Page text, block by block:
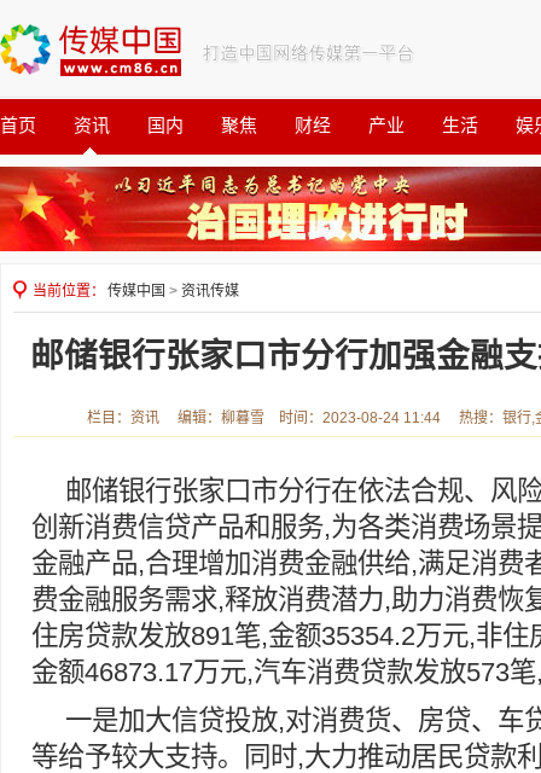
首页 资讯 国内 聚焦 财经 产业 生活 娱
观察 公益
当前位置： 传媒中国 > 资讯传媒
邮储银行张家口市分行加强金融
栏目：资讯 编辑：柳暮雪 时间：2023-08-24 11:44 热搜：银行
邮储银行张家口市分行在依法合规、风
创新消费信贷产品和服务,为各类消费场景
金融产品,合理增加消费金融供给,满足消费
费金融服务需求,释放消费潜力,助力消费恢
住房贷款发放891笔,金额35354.2万元,非住
金额46873.17万元,汽车消费贷款发放573
一是加大信贷投放,对消费货、房贷、车
等给予较大支持。同时,大力推动居民贷款